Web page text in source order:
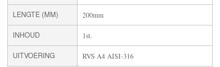
LENGTE (MM) 200mm
INHOUD 1st.
UITVOERING RVS A4 AISI-316